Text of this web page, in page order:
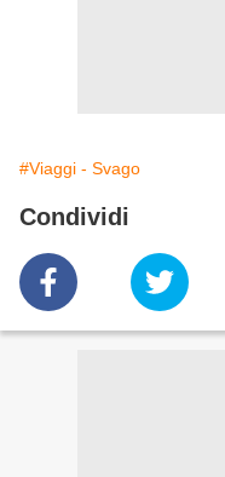
#Viaggi - Svago
Condividi